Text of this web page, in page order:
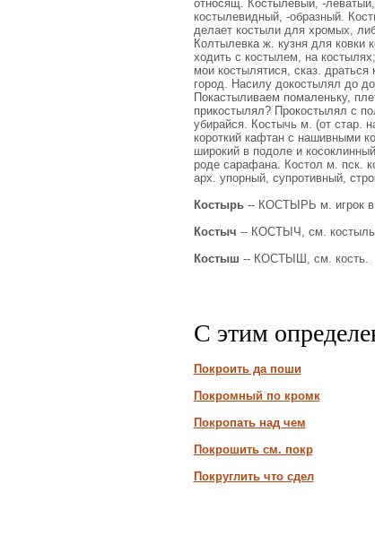
относящ. Костылевый, -
костылевидный, -образный.
делает костыли для хромых,
Колтылевка ж. кузня для ковки
ходить с костылем, на
мои костылятися, сказ.
город. Насилу докостылял до
Покастыливаем помаленьку,
прикостылял? Прокостылял с
убирайся. Костычь м. (от стар.
короткий кафтан с нашивными
широкий в подоле и
роде сарафана. Костол м. пск.
арх. упорный, супротивный,
Костырь-- КОСТЫРЬ м. игрок в
Костыч -- КОСТЫЧ, см.
Костыш -- КОСТЫШ, см. кость.
С этим
Покроить да поши
Покромный по кромк
Покропать над чем
Покрошить см. покр
Покруглить что сдел